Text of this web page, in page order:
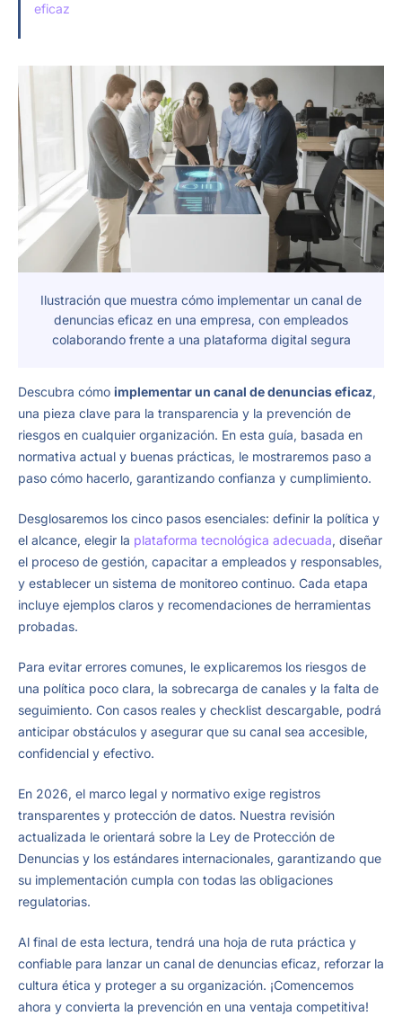
eficaz
Ilustración que muestra cómo implementar un canal de
denuncias eficaz en una empresa, con empleados
colaborando frente a una plataforma digital segura
Descubra cómo implementar un canal de denuncias eficaz,
una pieza clave para la transparencia y la prevención de
riesgos en cualquier organización. En esta guía, basada en
normativa actual y buenas prácticas, le mostraremos paso a
paso cómo hacerlo, garantizando confianza y cumplimiento.
Desglosaremos los cinco pasos esenciales: definir la política y
el alcance, elegir la plataforma tecnológica adecuada, diseñar
el proceso de gestión, capacitar a empleados y responsables,
y establecer un sistema de monitoreo continuo. Cada etapa
incluye ejemplos claros y recomendaciones de herramientas
probadas.
Para evitar errores comunes, le explicaremos los riesgos de
una política poco clara, la sobrecarga de canales y la falta de
seguimiento. Con casos reales y checklist descargable, podrá
anticipar obstáculos y asegurar que su canal sea accesible,
confidencial y efectivo.
En 2026, el marco legal y normativo exige registros
transparentes y protección de datos. Nuestra revisión
actualizada le orientará sobre la Ley de Protección de
Denuncias y los estándares internacionales, garantizando que
su implementación cumpla con todas las obligaciones
regulatorias.
Al final de esta lectura, tendrá una hoja de ruta práctica y
confiable para lanzar un canal de denuncias eficaz, reforzar la
cultura ética y proteger a su organización. ¡Comencemos
ahora y convierta la prevención en una ventaja competitiva!